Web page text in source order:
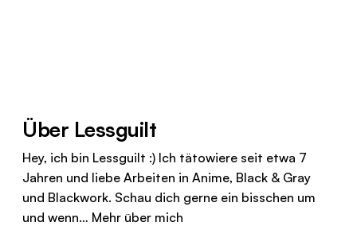
Über Lessguilt
Hey, ich bin Lessguilt :) Ich tätowiere seit etwa 7
Jahren und liebe Arbeiten in Anime, Black & Gray
und Blackwork. Schau dich gerne ein bisschen um
und wenn… Mehr über mich